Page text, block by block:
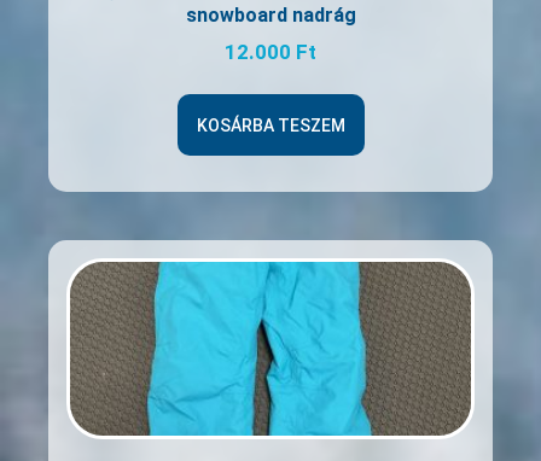
snowboard nadrág
12.000 Ft
KOSÁRBA TESZEM